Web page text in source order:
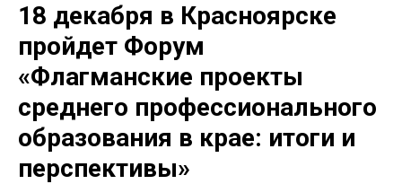
18 декабря в Красноярске
пройдет Форум
«Флагманские проекты
среднего профессионального
образования в крае: итоги и
перспективы»